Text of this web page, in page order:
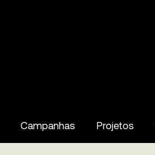
Campanhas Projetos